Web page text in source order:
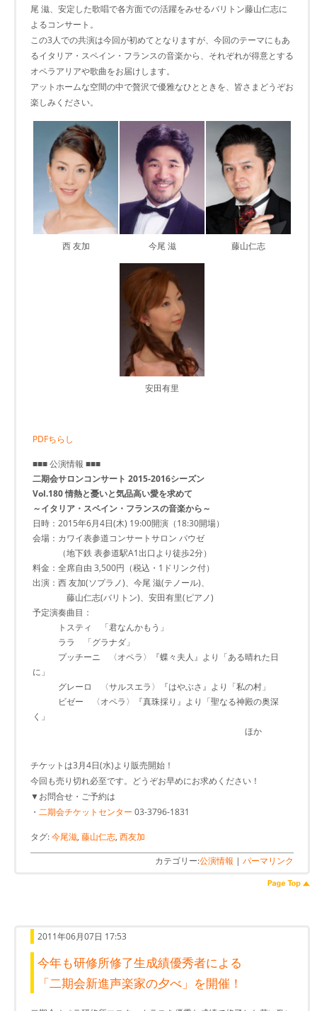
尾 滋、安定した歌唱で各方面での活躍をみせるバリトン藤山仁志に
よるコンサート。
この3人での共演は今回が初めてとなりますが、今回のテーマにもあ
るイタリア・スペイン・フランスの音楽から、それぞれが得意とする
オペラアリアや歌曲をお届けします。
アットホームな空間の中で贅沢で優雅なひとときを、皆さまどうぞお
楽しみください。
西 友加 今尾 滋 藤山仁志
安田有里
PDFちらし
■■■ 公演情報 ■■■
二期会サロンコンサート 2015-2016シーズン
Vol.180 情熱と憂いと気品高い愛を求めて
～イタリア・スペイン・フランスの音楽から～
日時：2015年6月4日(木) 19:00開演（18:30開場）
会場：カワイ表参道コンサートサロン パウゼ
（地下鉄 表参道駅A1出口より徒歩2分）
料金：全席自由 3,500円（税込・1ドリンク付）
出演：西 友加(ソプラノ)、今尾 滋(テノール)、
藤山仁志(バリトン)、安田有里(ピアノ)
予定演奏曲目：
トスティ 「君なんかもう」
ララ 「グラナダ」
プッチーニ 〈オペラ〉『蝶々夫人』より「ある晴れた日
に」
グレーロ 〈サルスエラ〉『はやぶさ』より「私の村」
ビゼー 〈オペラ〉『真珠採り』より「聖なる神殿の奥深
く」
ほか
チケットは3月4日(水)より販売開始！
今回も売り切れ必至です。どうぞお早めにお求めください！
▼お問合せ・ご予約は
・ 二期会チケットセンター 03-3796-1831
タグ:今尾滋, 藤山仁志, 西友加
カテゴリー:公演情報 | パーマリンク
2011年06月07日 17:53
今年も研修所修了生成績優秀者による
「二期会新進声楽家の夕べ」を開催！